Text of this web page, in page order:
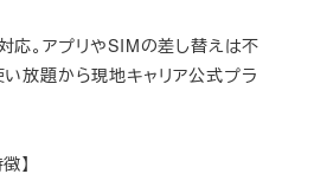
。アプリやSIMの差し替えは不
い放題から現地キャリア公式プラ
】